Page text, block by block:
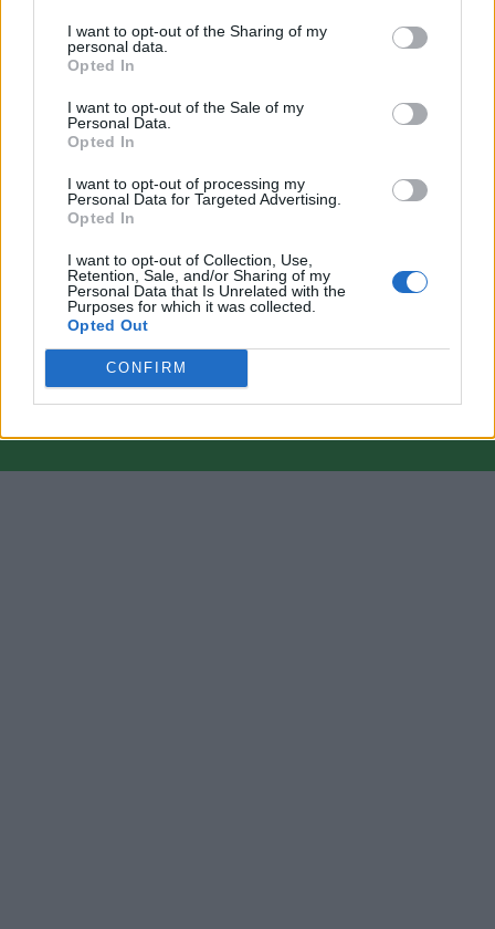
I want to opt-out of the Sharing of my
personal data.
Opted In
I want to opt-out of the Sale of my
Personal Data.
Opted In
I want to opt-out of processing my
Personal Data for Targeted Advertising.
Opted In
I want to opt-out of Collection, Use,
Retention, Sale, and/or Sharing of my
Personal Data that Is Unrelated with the
Purposes for which it was collected.
Opted Out
CONFIRM
VAI ALLA VERSIONE CLASSICA
Il materiale (testo, foto e video) consultabile in questo portale è di nostra proprietà.
giunti da internet, in quanto arrivati alla nostra attenzione attraverso regolari
comunicati stampa con immagini e testi allegati ed autorizzati alla pubblicazione, e
quindi valutati di pubblico dominio. Se i soggetti o gli autori avessero qualcosa in
contrario alla pubblicazione, non avranno che da segnalarlo alla redazione (indirizzo
redazione@napolimagazine.com), che provvederà prontamente alla rimozione.